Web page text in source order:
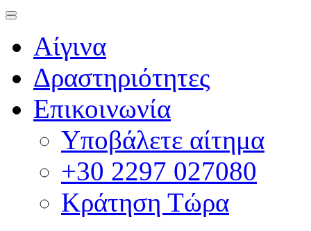
Αίγινα
Δραστηριότητες
Επικοινωνία
Υποβάλετε αίτημα
+30 2297 027080
Κράτηση Τώρα